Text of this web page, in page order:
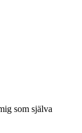
som själva